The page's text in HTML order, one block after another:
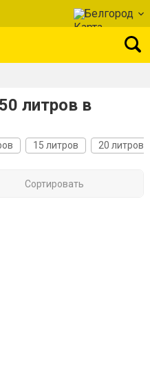
Белгород
литров в
15 литров 20 литров
Сортировать